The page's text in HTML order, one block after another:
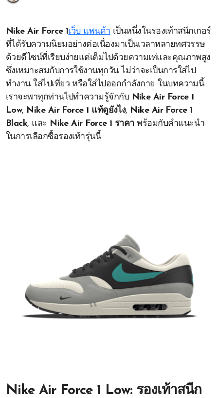
Nike Air Force 1เว็บ แพนด้า เป็นหนึ่งในรองเท้าสนีกเกอร์
ที่ได้รับความนิยมอย่างต่อเนื่องมาเป็นเวลาหลายทศวรรษ
ด้วยดีไซน์ที่เรียบง่ายแต่เต็มไปด้วยความเท่และคุณภาพสูง
ซึ่งเหมาะสมกับการใช้งานทุกวัน ไม่ว่าจะเป็นการใส่ไป
ทำงาน ใส่ไปเที่ยว หรือใส่ไปออกกำลังกาย ในบทความนี้
เราจะพาทุกท่านไปทำความรู้จักกับ Nike Air Force 1
Low, Nike Air Force 1 แท้ดูยังไง, Nike Air Force 1
Black, และ Nike Air Force 1 ราคาพร้อมกับคำแนะนำ
ในการเลือกซื้อรองเท้ารุ่นนี้
Nike Air Force 1 Low: รองเท้าสนีก